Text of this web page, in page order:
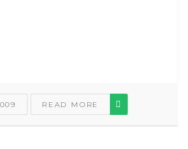
READ MORE